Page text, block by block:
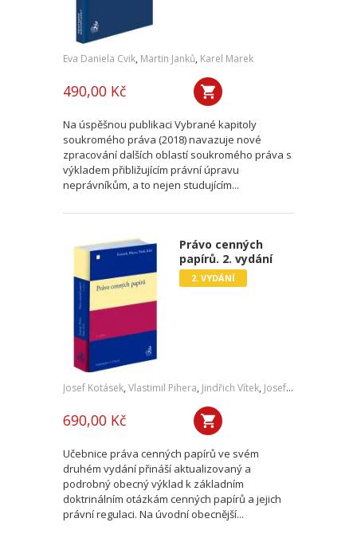
Eva Daniela Cvik, Martin Janků, Karel Marek
490,00 Kč
Na úspěšnou publikaci Vybrané kapitoly
soukromého práva (2018) navazuje nové
zpracování dalších oblastí soukromého práva s
výkladem přibližujícím právní úpravu
neprávníkům, a to nejen studujícím...
Právo cenných
papírů. 2. vydání
2. VYDÁNÍ
Josef Kotásek, Vlastimil Pihera, Jindřich Vítek, Josef Kříž
690,00 Kč
Učebnice práva cenných papírů ve svém
druhém vydání přináší aktualizovaný a
podrobný obecný výklad k základním
doktrinálním otázkám cenných papírů a jejich
právní regulaci. Na úvodní obecnější...